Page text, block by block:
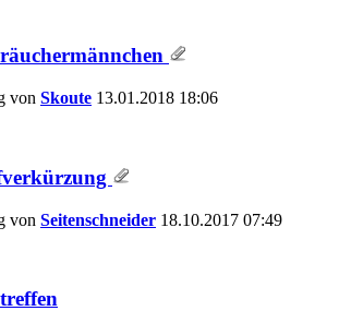
von Skoute 13.01.2018 18:06
von Seitenschneider 18.10.2017 07:49